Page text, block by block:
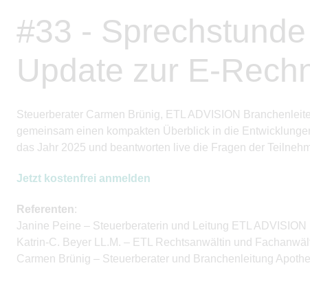
#33 -
Update zur E-
Steuerberater Carmen Brünig, ETL ADVISION
gemeinsam einen kompakten Überblick in die
das Jahr 2025 und
beantworten live die Fragen der
Jetzt kostenfrei anmelden
Referenten:
Janine Peine – Steuerberaterin und Leitung ETL ADVISION
Katrin-C. Beyer LL.M. – ETL Rechtsanwältin und
Carmen Brünig – Steuerberater und Branchenleitung